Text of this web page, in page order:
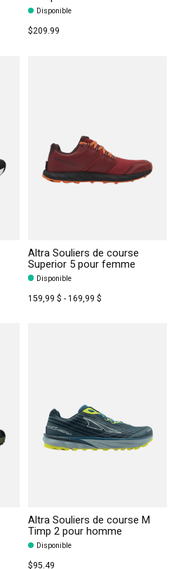
Disponible
$209.99
Altra Souliers de course
Superior 5 pour femme
Disponible
159,99 $ - 169,99 $
Altra Souliers de course M
Timp 2 pour homme
Disponible
$95.49